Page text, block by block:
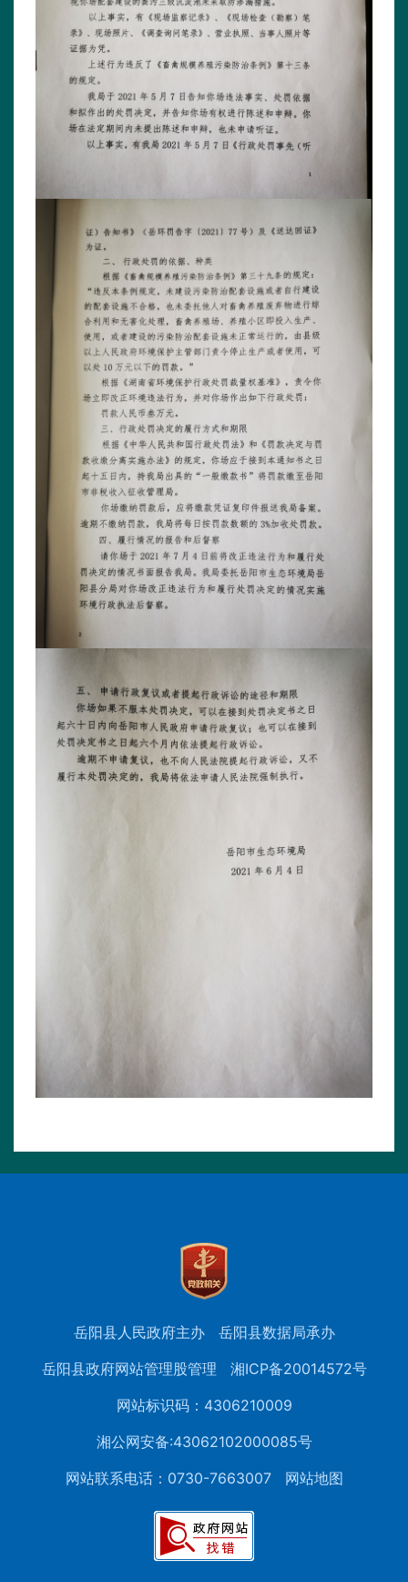
岳阳县人民政府主办
岳阳县数据局承办
岳阳县政府网站管理股管理
湘ICP备20014572号
网站标识码：4306210009
湘公网安备:43062102000085号
网站联系电话：0730-7663007
网站地图